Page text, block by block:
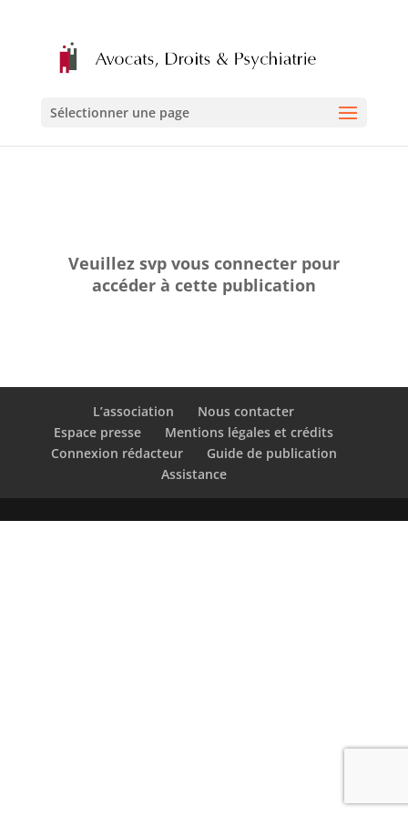
Sélectionner une page
Veuillez svp vous connecter pour
accéder à cette publication
L’association
Nous contacter
Espace presse
Mentions légales et crédits
Connexion rédacteur
Guide de publication
Assistance